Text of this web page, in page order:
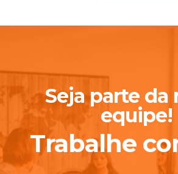
Seja parte da
equipe!
Trabalhe